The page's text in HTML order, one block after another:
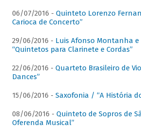
06/07/2016 - Quinteto Lorenzo
Carioca de Concerto”
29/06/2016 - Luis Afonso Montanha e
“Quintetos para Clarinete e Cordas”
22/06/2016 - Quarteto Brasileiro de
Dances”
15/06/2016 - Saxofonia / “A História
08/06/2016 - Quinteto de Sopros de
Oferenda Musical”